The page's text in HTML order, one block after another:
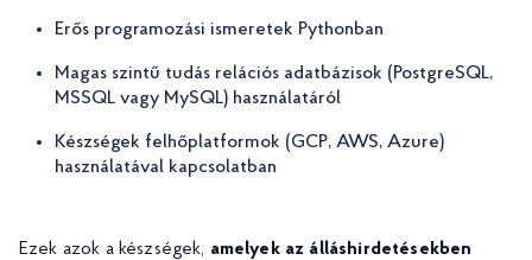
Erős programozási ismeretek Pythonban
Magas szintű tudás ​​relációs adatbázisok (PostgreSQL,
MSSQL vagy MySQL) használatáról
Készségek felhőplatformok (GCP, AWS, Azure)
használatával kapcsolatban
Ezek azok a készségek, amelyek az álláshirdetésekben